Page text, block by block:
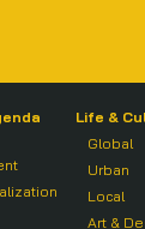
Life &
Global
Urban
Local
Art &